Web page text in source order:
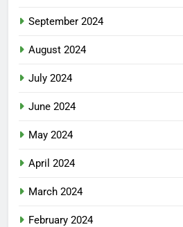
September 2024
August 2024
July 2024
June 2024
May 2024
April 2024
March 2024
February 2024